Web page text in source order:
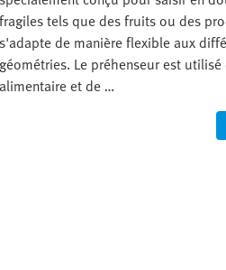
fragiles tels que des fruits ou des
s'adapte de manière flexible aux
géométries. Le préhenseur est
alimentaire et de …